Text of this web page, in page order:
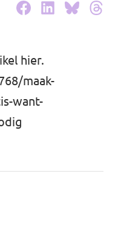
Volt
hier.
maak-
want-